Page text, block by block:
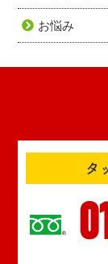
お悩み
タ